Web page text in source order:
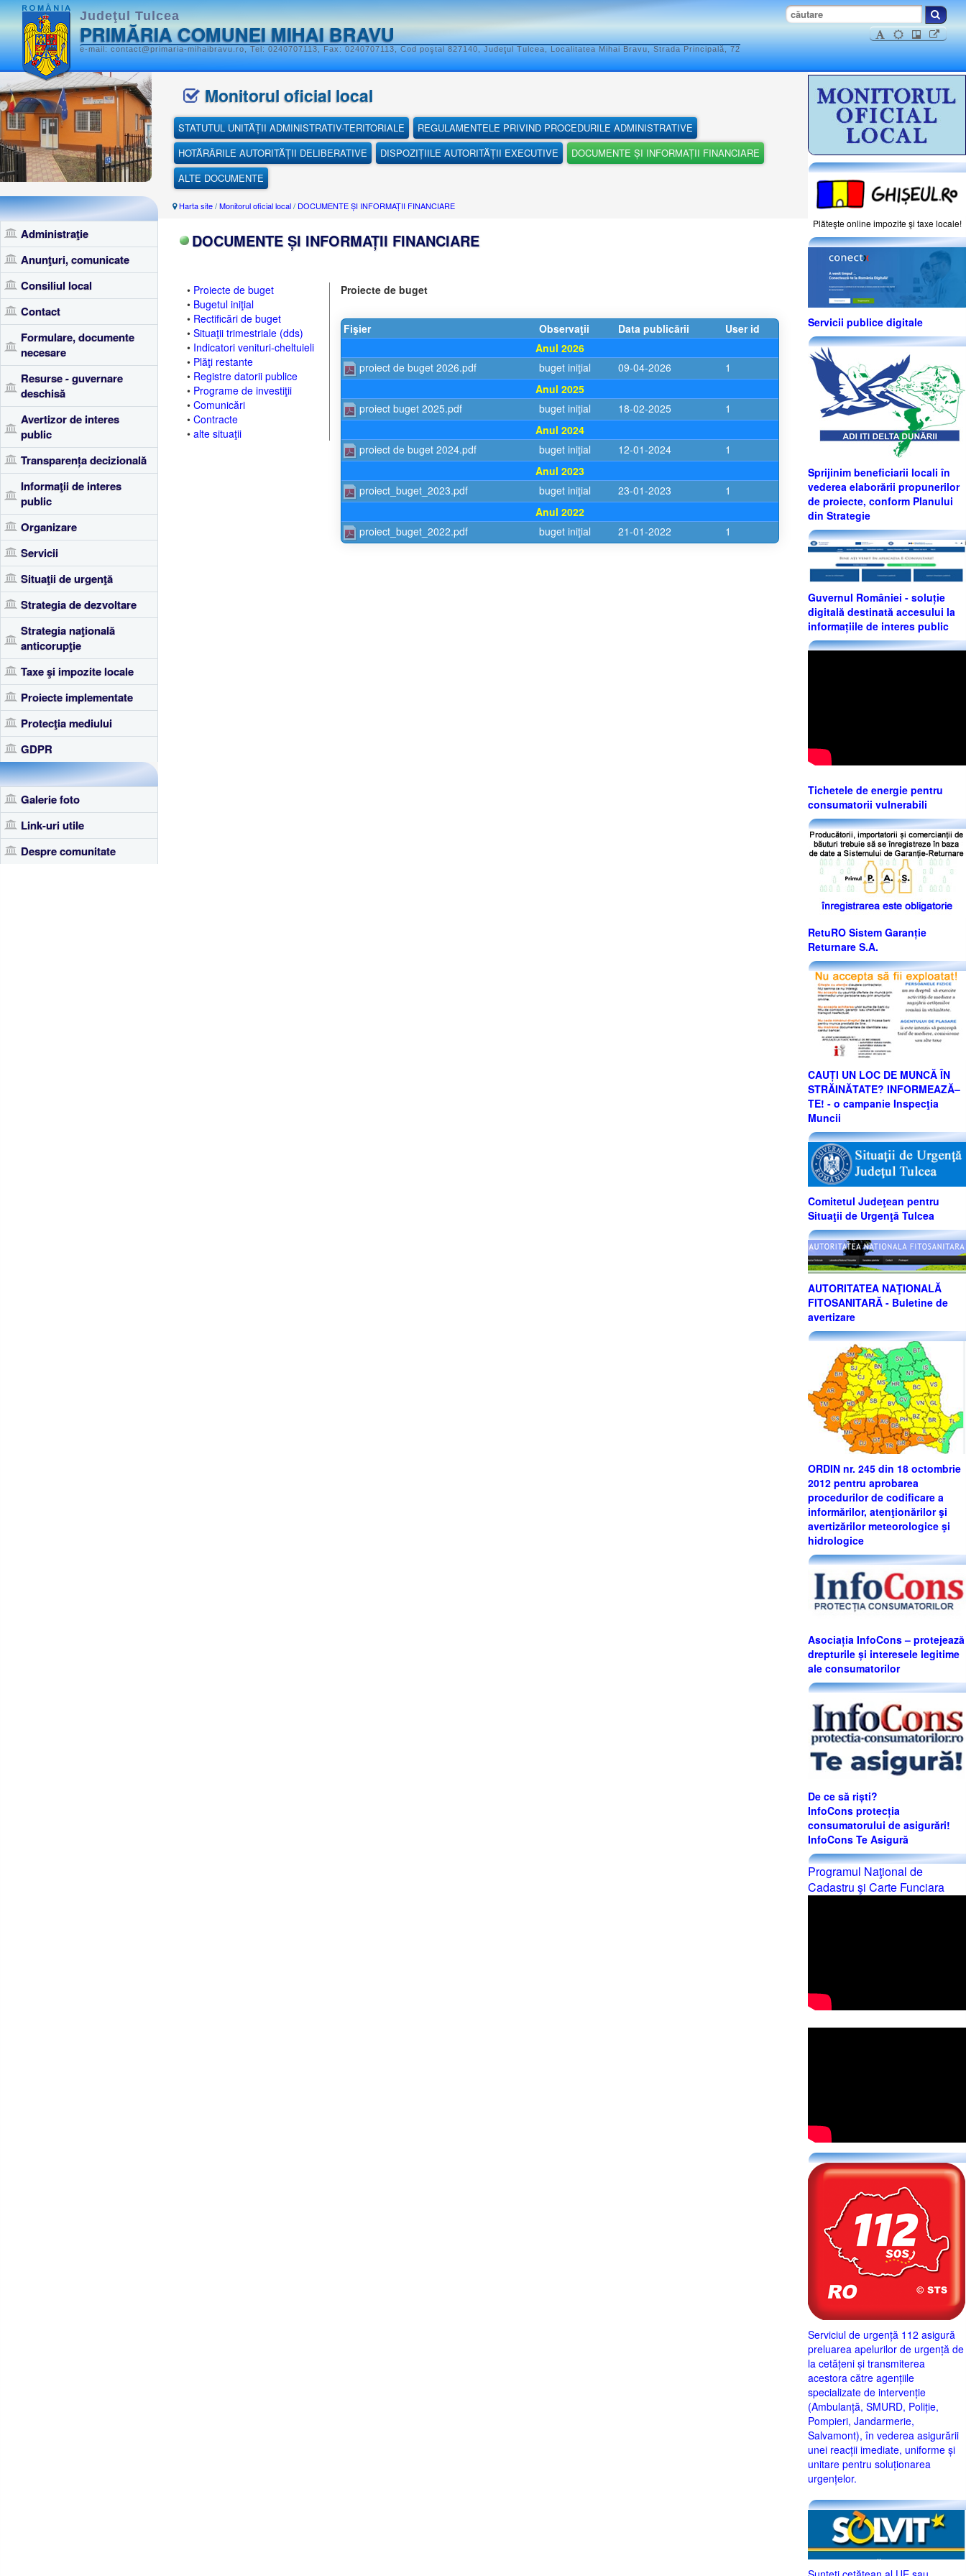
Judeţul Tulcea
PRIMĂRIA COMUNEI MIHAI BRAVU
e-mail: contact@primaria-mihaibravu.ro, Tel: 0240707113, Fax: 0240707113, Cod poştal 827140, Judeţul Tulcea, Localitatea Mihai Bravu, Strada Principală, 72
Administraţie
Anunţuri, comunicate
Consiliul local
Contact
Formulare, documente
necesare
Resurse - guvernare
deschisă
Avertizor de interes
public
Transparența decizională
Informaţii de interes
public
Organizare
Servicii
Situaţii de urgenţă
Strategia de dezvoltare
Strategia naţională
anticorupţie
Taxe şi impozite locale
Proiecte implementate
Protecţia mediului
GDPR
Galerie foto
Link-uri utile
Despre comunitate
Monitorul oficial local
STATUTUL UNITĂȚII ADMINISTRATIV-TERITORIALE
REGULAMENTELE PRIVIND PROCEDURILE ADMINISTRATIVE
HOTĂRÂRILE AUTORITĂȚII DELIBERATIVE
DISPOZIȚIILE AUTORITĂȚII EXECUTIVE
DOCUMENTE ȘI INFORMAȚII FINANCIARE
ALTE DOCUMENTE
Harta site/Monitorul oficial local/ DOCUMENTE ȘI INFORMAȚII FINANCIARE
DOCUMENTE ȘI INFORMAȚII FINANCIARE
• Proiecte de buget
• Bugetul iniţial
• Rectificări de buget
• Situaţii trimestriale (dds)
• Indicatori venituri-cheltuieli
• Plăţi restante
• Registre datorii publice
• Programe de investiţii
• Comunicări
• Contracte
• alte situaţii
Proiecte de buget
Fişier Observaţii Data publicării
User id
Anul 2026
proiect de buget 2026.pdf
buget iniţial 09-04-2026
1
Anul 2025
proiect buget 2025.pdf
buget iniţial 18-02-2025
1
Anul 2024
proiect de buget 2024.pdf
buget iniţial 12-01-2024
1
Anul 2023
proiect_buget_2023.pdf
buget iniţial 23-01-2023
1
Anul 2022
proiect_buget_2022.pdf
buget iniţial 21-01-2022 1
Plăteşte online impozite şi taxe locale!
Servicii publice digitale
Sprijinim beneficiarii locali în
vederea elaborării propunerilor
de proiecte, conform Planului
din Strategie
Guvernul României - soluție
digitală destinată accesului la
informațiile de interes public
Tichetele de energie pentru
consumatorii vulnerabili
RetuRO Sistem Garanție
Returnare S.A.
CAUȚI UN LOC DE MUNCĂ ÎN
STRĂINĂTATE? INFORMEAZĂ–
TE! - o campanie Inspecţia
Muncii
Comitetul Judeţean pentru
Situaţii de Urgenţă Tulcea
AUTORITATEA NAŢIONALĂ
FITOSANITARĂ - Buletine de
avertizare
ORDIN nr. 245 din 18 octombrie
2012 pentru aprobarea
procedurilor de codificare a
informărilor, atenţionărilor şi
avertizărilor meteorologice şi
hidrologice
Asociația InfoCons – protejează
drepturile și interesele legitime
ale consumatorilor
De ce să riști?
InfoCons protecția
consumatorului de asigurări!
InfoCons Te Asigură
Programul Naţional de
Cadastru şi Carte Funciara
Serviciul de urgență 112 asigură
preluarea apelurilor de urgență de
la cetățeni și transmiterea
acestora către agențiile
specializate de intervenție
(Ambulanță, SMURD, Poliție,
Pompieri, Jandarmerie,
Salvamont), în vederea asigurării
unei reacții imediate, uniforme și
unitare pentru soluționarea
urgențelor.